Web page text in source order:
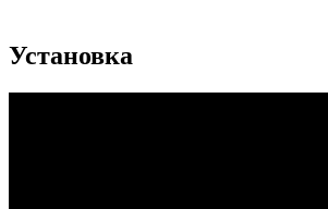
Установка